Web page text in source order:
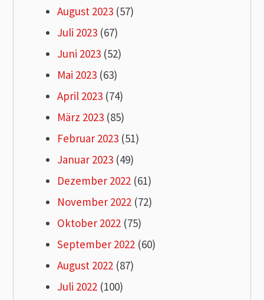
August 2023 (57)
Juli 2023 (67)
Juni 2023 (52)
Mai 2023 (63)
April 2023 (74)
März 2023 (85)
Februar 2023 (51)
Januar 2023 (49)
Dezember 2022 (61)
November 2022 (72)
Oktober 2022 (75)
September 2022 (60)
August 2022 (87)
Juli 2022 (100)